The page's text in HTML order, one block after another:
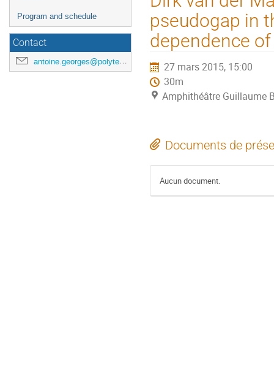
de
l'événement
Program and schedule
Contact
antoine.georges@polytechnique.edu
pseudogap in
dependence
27 mars 2015, 15:00
30m
Amphithéâtre Guillaume
Documents de
Aucun document.